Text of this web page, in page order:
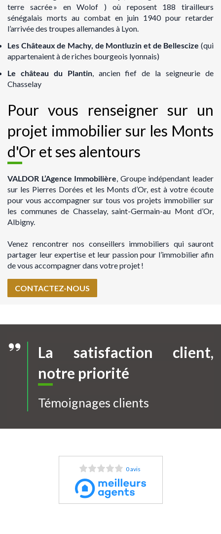
terre sacrée » en Wolof ) où reposent 188 tirailleurs
sénégalais morts au combat en juin 1940 pour retarder
l’arrivée des troupes allemandes à Lyon.
Les Châteaux de Machy, de Montluzin et de Bellescize (qui
appartenaient à de riches bourgeois lyonnais)
Le château du Plantin, ancien fief de la seigneurie de
Chasselay
Pour vous renseigner sur un
projet immobilier sur les Monts
d'Or et ses alentours
VALDOR L’Agence Immobilière , Groupe indépendant leader
sur les Pierres Dorées et les Monts d’Or, est à votre écoute
pour vous accompagner sur tous vos projets immobilier sur
les communes de Chasselay, saint-Germain-au Mont d’Or,
Albigny.
Venez rencontrer nos conseillers immobiliers qui sauront
partager leur expertise et leur passion pour l’immobilier afin
de vous accompagner dans votre projet !
CONTACTEZ-NOUS
La satisfaction client,
notre priorité
Témoignages clients
0 avis